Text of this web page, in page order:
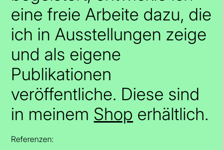
eine freie Arbeite dazu, die
ich in Ausstellungen zeige
und als eigene
Publikationen
veröffentliche. Diese sind
in meinem Shop erhältlich.
Referenzen: